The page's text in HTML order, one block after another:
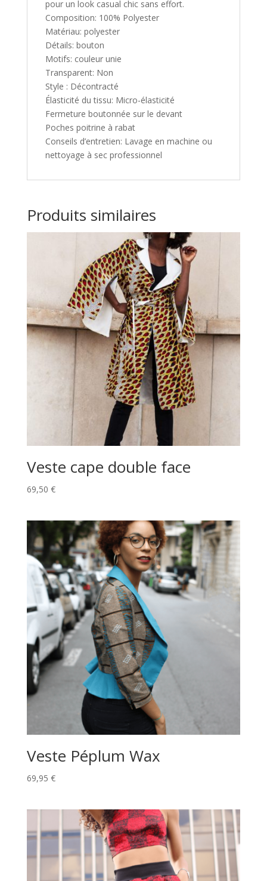
pour un look casual chic sans effort.
Composition: 100% Polyester
Matériau: polyester
Détails: bouton
Motifs: couleur unie
Transparent: Non
Style : Décontracté
Élasticité du tissu: Micro-élasticité
Fermeture boutonnée sur le devant
Poches poitrine à rabat
Conseils d’entretien: Lavage en machine ou
nettoyage à sec professionnel
Produits similaires
Veste cape double face
69,50 €
Veste Péplum Wax
69,95 €